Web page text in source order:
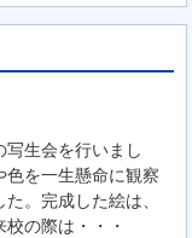
写生会を行いまし
色を一生懸命に観察
。完成した絵は、
の際は・・・